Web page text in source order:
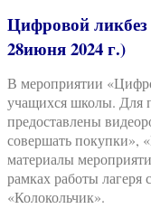
Цифровой ликбез
28июня 2024 г.)
В мероприятии
учащихся школы. Для
предоставлены
совершать покупки»,
материалы
рамках работы
«Колокольчик».